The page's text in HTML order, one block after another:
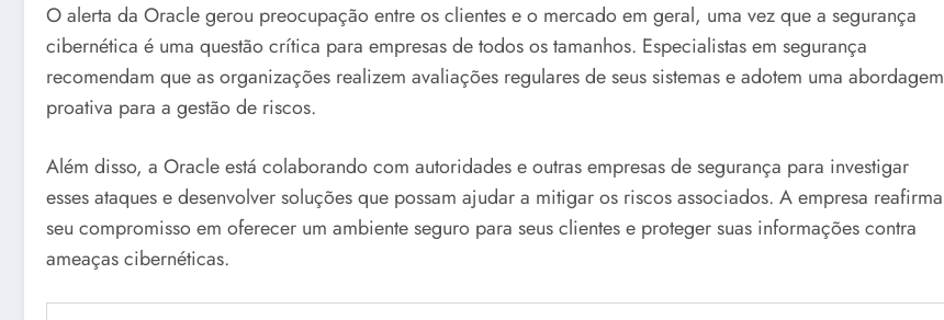
O alerta da Oracle gerou preocupação entre os clientes e o mercado em geral, uma vez que a segurança
cibernética é uma questão crítica para empresas de todos os tamanhos. Especialistas em segurança
recomendam que as organizações realizem avaliações regulares de seus sistemas e adotem uma abordagem
proativa para a gestão de riscos.
Além disso, a Oracle está colaborando com autoridades e outras empresas de segurança para investigar
esses ataques e desenvolver soluções que possam ajudar a mitigar os riscos associados. A empresa reafirma
seu compromisso em oferecer um ambiente seguro para seus clientes e proteger suas informações contra
ameaças cibernéticas.